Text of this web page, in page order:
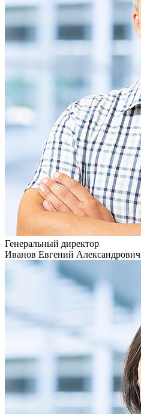
Генеральный директор
Иванов Евгений Александрович